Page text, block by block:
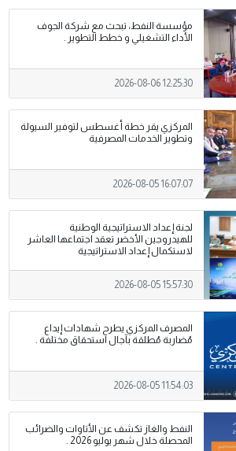
مؤسسة النفط، تبحث مع شركة الجوف
الأداء التشغيلي و خطط التطوير .
2026-08-06 12:25:30
المركزي يقر خطة أغسطس لتوفير السيولة
وتطوير الخدمات المصرفية
2026-08-05 16:07:07
لجنة إعداد الاستراتيجية الوطنية
للهيدروجين الأخضر تعقد اجتماعها العاشر
لاستكمال إعداد الاستراتيجية
2026-08-05 15:57:30
المصرف المركزي يطرح شهادات إيداع
مُضاربة مُطلقة بآجال استحقاق مختلفة .
2026-08-05 11:54:03
النفط والغاز تكشف عن الأتاوات والضرائب
المحصلة خلال شهر يوليو 2026 .